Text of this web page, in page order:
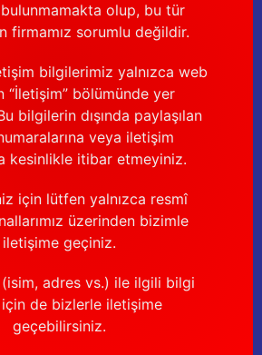
olup, bu tür
firmamız sorumlu değildir.
bilgilerimiz yalnızca web
“İletişim” bölümünde yer
bilgilerin dışında paylaşılan
veya iletişim
kesinlikle itibar etmeyiniz.
için lütfen yalnızca resmî
üzerinden bizimle
iletişime geçiniz.
adres vs.) ile ilgili bilgi
de bizlerle iletişime
geçebilirsiniz.